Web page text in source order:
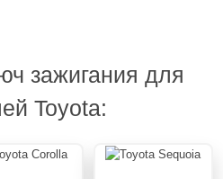
зажигания для
Toyota: